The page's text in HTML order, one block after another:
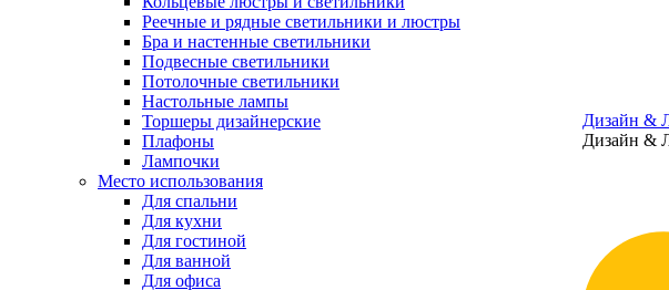
Дизайн &
Дизайн &
Реечные и рядные светильники и люстры
Бра и настенные светильники
Подвесные светильники
Потолочные светильники
Настольные лампы
Торшеры дизайнерские
Плафоны
Лампочки
Место использования
Для спальни
Для кухни
Для гостиной
Для ванной
Для офиса